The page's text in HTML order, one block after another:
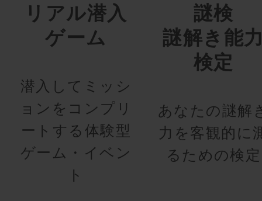
リアル潜入
ゲーム
潜入してミッシ
ョンをコンプリ
ートする体験型
ゲーム・イベン
ト
謎検
謎解き能
検定
あなたの謎解
力を客観的に
るための検定